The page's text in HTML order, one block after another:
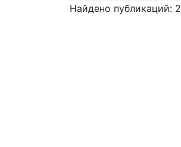
Найдено публикаций: 2